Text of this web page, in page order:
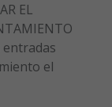
EL
entradas
el